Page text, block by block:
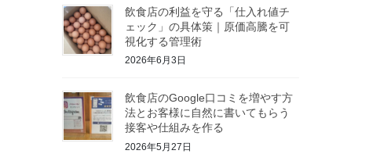
飲食店の利益を守る「仕入れ値チ
ェック」の具体策｜原価高騰を可
視化する管理術
2026年6月3日
飲食店のGoogle口コミを増やす方
法とお客様に自然に書いてもらう
接客や仕組みを作る
2026年5月27日